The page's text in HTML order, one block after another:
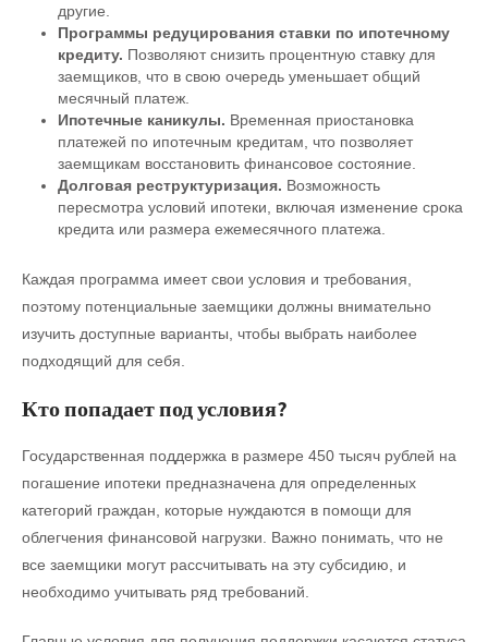
другие.
Программы редуцирования ставки по ипотечному
кредиту. Позволяют снизить процентную ставку для
заемщиков, что в свою очередь уменьшает общий
месячный платеж.
Ипотечные каникулы. Временная приостановка
платежей по ипотечным кредитам, что позволяет
заемщикам восстановить финансовое состояние.
Долговая реструктуризация. Возможность
пересмотра условий ипотеки, включая изменение срока
кредита или размера ежемесячного платежа.
Каждая программа имеет свои условия и требования,
поэтому потенциальные заемщики должны внимательно
изучить доступные варианты, чтобы выбрать наиболее
подходящий для себя.
Кто попадает под условия?
Государственная поддержка в размере 450 тысяч рублей на
погашение ипотеки предназначена для определенных
категорий граждан, которые нуждаются в помощи для
облегчения финансовой нагрузки. Важно понимать, что не
все заемщики могут рассчитывать на эту субсидию, и
необходимо учитывать ряд требований.